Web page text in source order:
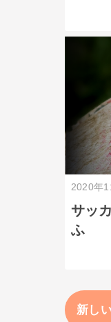
2020年
サッ
ふ
新し